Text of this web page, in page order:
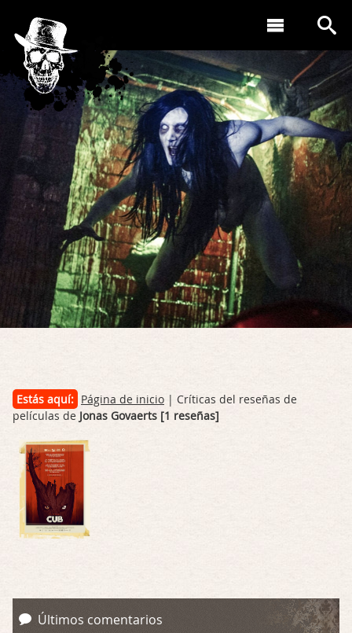
Estás aquí: Página de inicio | Críticas del reseñas de
películas de Jonas Govaerts [1 reseñas]
Últimos comentarios